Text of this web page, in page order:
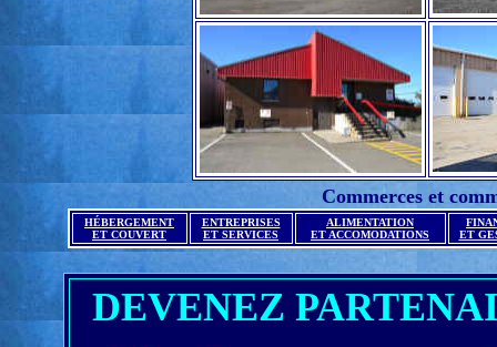
Commerces et
HÉBERGEMENT
ET COUVERT
ENTREPRISES
ET SERVICES
ALIMENTATION
ET ACCOMODATIONS
ET
DEVENEZ